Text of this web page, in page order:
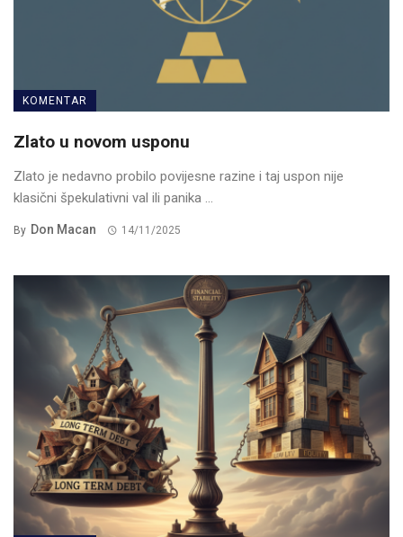
KOMENTAR
Zlato u novom usponu
Zlato je nedavno probilo povijesne razine i taj uspon nije
klasični špekulativni val ili panika ...
By Don Macan 14/11/2025